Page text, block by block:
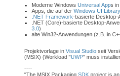
Moderne Windows Universal Apps in
Apps, die auf der Windows UI
.NET Framework-basierte Desktop-
.NET (Core)-basierte Desktop-
3.0)
alte Win32-Anwendungen (z.B. in
Projektvorlage in Visual Studioseit
(MSIX) (Workload "UWP" muss
----
"The MSIX Packaging SDKproject is an